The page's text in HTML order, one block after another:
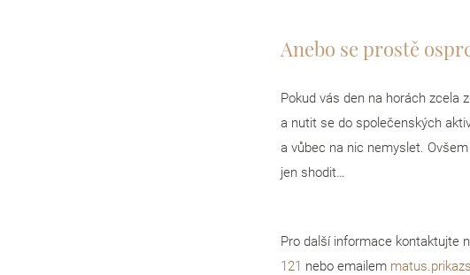
Anebo se prostě
Pokud vás den na horách zcela
a nutit se do společenských
a vůbec na nic nemyslet.
jen shodit…
Pro další informace kontaktujte
121 nebo emailem